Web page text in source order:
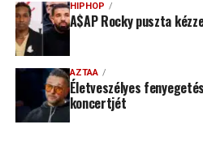
HIPHOP
A$AP Rocky puszta
AZTAA
Életveszélyes
koncertjét